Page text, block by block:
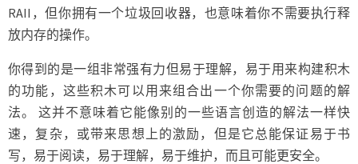
RAII，但你拥有一个垃圾回收器，也意味着你不需要执行释
放内存的操作。
你得到的是一组非常强有力但易于理解，易于用来构建积木
的功能，这些积木可以用来组合出一个你需要的问题的解
法。 这并不意味着它能像别的一些语言创造的解法一样快
速，复杂，或带来思想上的激励，但是它总能保证易于书
写，易于阅读，易于理解，易于维护，而且可能更安全。